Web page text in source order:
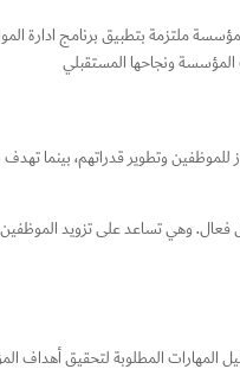
ملتزمة بتطبيق برنامج ادارة
المؤسسة ونجاحها المستقبلي
وتطوير قدراتهم، بينما
وهي تساعد على تزويد الموظفين
المطلوبة لتحقيق أهداف